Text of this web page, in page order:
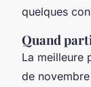
quelques
Quand
La meilleure
de